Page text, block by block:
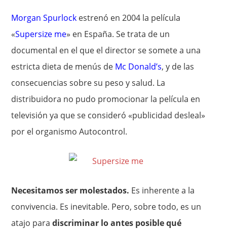
Morgan Spurlock estrenó en 2004 la película
«Supersize me» en España. Se trata de un
documental en el que el director se somete a una
estricta dieta de menús de Mc Donald’s, y de las
consecuencias sobre su peso y salud. La
distribuidora no pudo promocionar la película en
televisión ya que se consideró «publicidad desleal»
por el organismo Autocontrol.
Necesitamos ser molestados. Es inherente a la
convivencia. Es inevitable. Pero, sobre todo, es un
atajo paradiscriminar lo antes posible qué